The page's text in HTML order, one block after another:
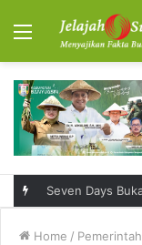
Menu
Home / Pemerintah